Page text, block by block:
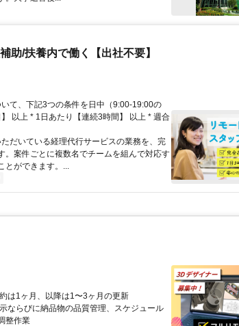
助/扶養内で働く【出社不要】
て、下記3つの条件を日中（9:00-19:00の
以上 * 1日あたり【連続3時間】 以上 * 週合
だいている経理代行サービスの業務を、完
。案件ごとに複数名でチームを組んで対応す
とができます。...
は1ヶ月、以降は1〜3ヶ月の更新
ならびに納品物の品質管理、スケジュール
整作業